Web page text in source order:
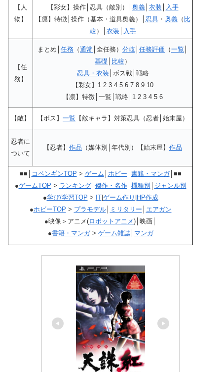
【人
物】
【彩女】操作│忍具（敵別）│ 奥義│ 衣装
入手
【凛】特徴│操作（基本・道具奥義）│ 忍具 ・ 奥義 （ 比
較 ）│ 衣装 入手
【任
務】
まとめ│ 任務 （通常 │全任務） 分岐 任務評価 （一覧
基礎
比較 ）
忍具・衣装 │ボス戦│戦略
【彩女】1 2 3 4 5 6 7 8 9 10
【凛】特徴│一覧│戦略│1 2 3 4 5 6
【敵】 【ボス】 一覧 【敵キャラ】対策忍具（忍者│始末屋）
忍者に
ついて
【忍者】 作品 （媒体別│年代別）【始末屋】 作品
■■│ コペンギンTOP > ゲーム ホビー 書籍・マンガ│■■
●ゲームTOP > ランキング│ 傑作・名作│ 機種別
ジャンル別
●学び/学習TOP > IT| ゲーム作り HP作成
●ホビーTOP > プラモデル│ ミリタリー
エアガン
●映像＞アニメ(ロボットアニメ)│映画│
●書籍・マンガ> ゲーム雑誌│ マンガ